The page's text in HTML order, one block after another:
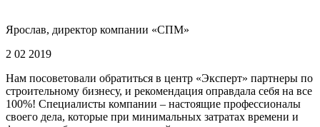
Ярослав, директор компании «СПМ»
2 02 2019
Нам посоветовали обратиться в центр «Эксперт» партнеры по
строительному бизнесу, и рекомендация оправдала себя на все
100%! Специалисты компании – настоящие профессионалы
своего дела, которые при минимальных затратах времени и